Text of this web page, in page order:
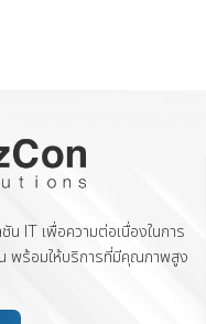
IT เพื่อความต่อเนื่องในการ
พร้อมให้บริการที่มีคุณภาพสูง